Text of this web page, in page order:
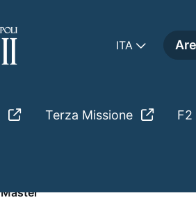
ITA
Terza Missione F2
Master